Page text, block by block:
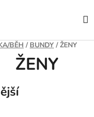
BĚH / BUNDY / ŽENY
ŽENY